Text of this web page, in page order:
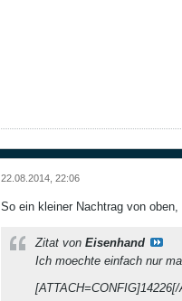
22.08.2014, 22:06
So ein kleiner Nachtrag von
Zitat von Eisenhand
Ich moechte einfach nur
[ATTACH=CONFIG]14226[/